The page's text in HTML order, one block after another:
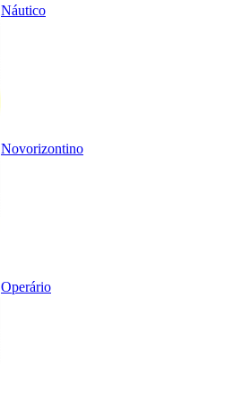
Náutico
Novorizontino
Operário